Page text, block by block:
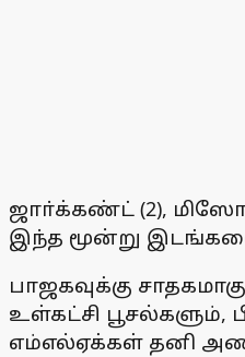
ஜாா்க்கண்ட் (2),
இந்த மூன்று
பாஜகவுக்கு
உள்கட்சி பூசல்களும்,
எம்எல்ஏக்கள் தனி